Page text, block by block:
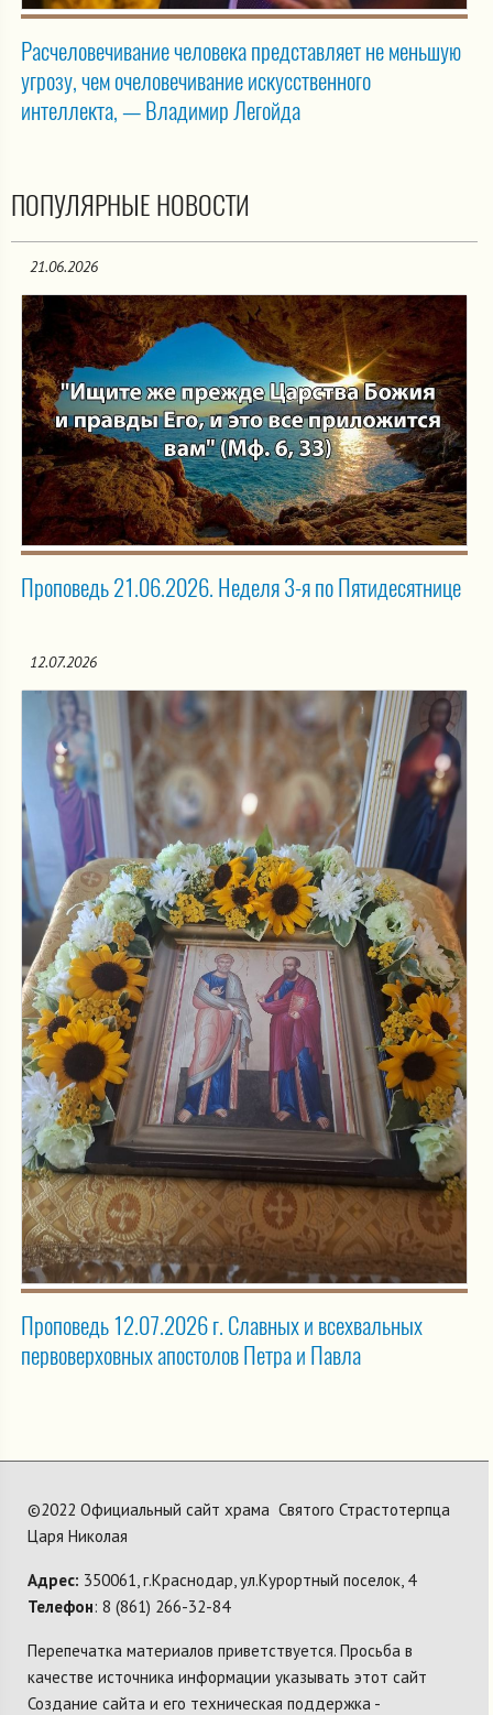
Расчеловечивание человека представляет не меньшую
угрозу, чем очеловечивание искусственного
интеллекта, — Владимир Легойда
ПОПУЛЯРНЫЕ НОВОСТИ
21.06.2026
Проповедь 21.06.2026. Неделя 3-я по Пятидесятнице
12.07.2026
Проповедь 12.07.2026 г. Славных и всехвальных
первоверховных апостолов Петра и Павла
©2022 Официальный сайт храма Святого Страстотерпца
Царя Николая
Адрес: 350061, г.Краснодар, ул.Курортный поселок, 4
Телефон: 8 (861) 266-32-84
Перепечатка материалов приветствуется. Просьба в
качестве источника информации указывать этот сайт
Создание сайта и его техническая поддержка -